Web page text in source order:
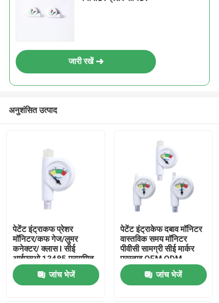
होम
जारी रखें
अनुशंसित उत्पाद
पेटेंट इंट्राकफ प्रेशर
मॉनिटर/कफ गेज/लुमर
कनेक्टर/ क्लास I सीई
आईएसओ 13485 प्रमाणित
जांच भेजें
पेटेंट इंट्राकेफ दबाव मॉनिटर
वास्तविक समय मॉनिटर
पीवीसी सामग्री सीई मार्कर
प्रस्ताव OEM ODM
जांच भेजें